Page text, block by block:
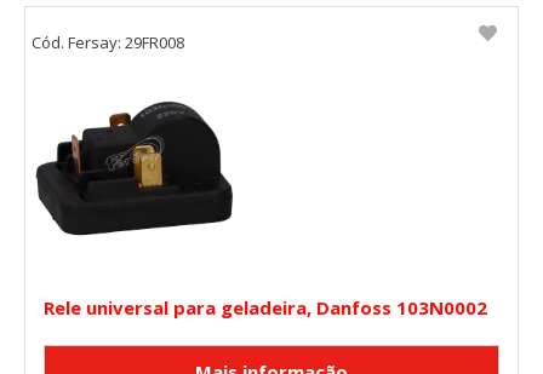
Rele universal para geladeira, Danfoss 103N0002
Cód. Fersay: 29FR008
Puedes volver a configurar tus cookies desde la sección
"Configuración de cookies" al pie de la página. También puedes
consultar nuestra política de cookies